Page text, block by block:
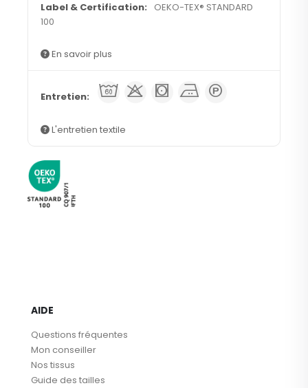
OEKO-TEX® STANDARD
100
En savoir plus
t j k b Q
L'entretien textile
AIDE
Questions fréquentes
Mon conseiller
Nos tissus
Guide des tailles